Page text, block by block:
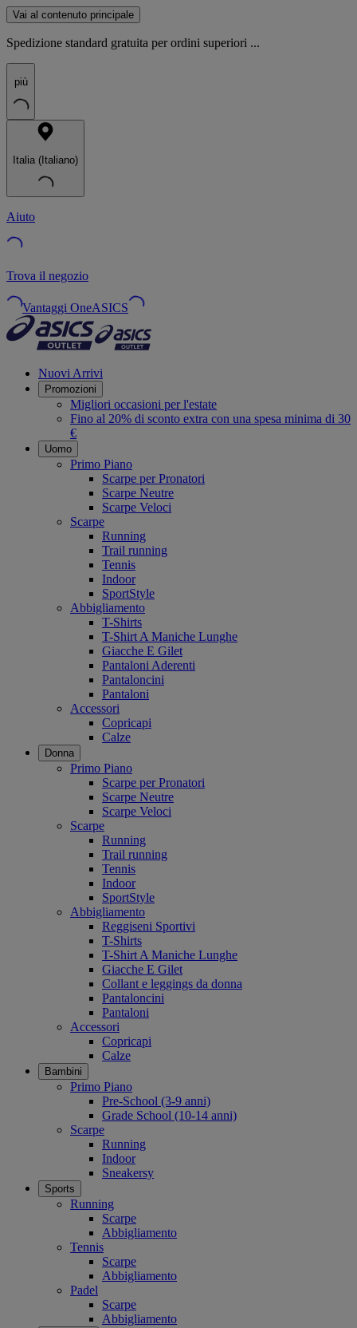
Vai al contenuto principale
Spedizione standard gratuita per ordini superiori ...
più
Italia (Italiano)
Aiuto
Trova il negozio
Vantaggi OneASICS
Nuovi Arrivi
Promozioni
Migliori occasioni per l'estate
Fino al 20% di sconto extra con una spesa minima di 30
€
Uomo
Primo Piano
Scarpe per Pronatori
Scarpe Neutre
Scarpe Veloci
Scarpe
Running
Trail running
Tennis
Indoor
SportStyle
Abbigliamento
T-Shirts
T-Shirt A Maniche Lunghe
Giacche E Gilet
Pantaloni Aderenti
Pantaloncini
Pantaloni
Accessori
Copricapi
Calze
Donna
Primo Piano
Scarpe per Pronatori
Scarpe Neutre
Scarpe Veloci
Scarpe
Running
Trail running
Tennis
Indoor
SportStyle
Abbigliamento
Reggiseni Sportivi
T-Shirts
T-Shirt A Maniche Lunghe
Giacche E Gilet
Collant e leggings da donna
Pantaloncini
Pantaloni
Accessori
Copricapi
Calze
Bambini
Primo Piano
Pre-School (3-9 anni)
Grade School (10-14 anni)
Scarpe
Running
Indoor
Sneakersy
Sports
Running
Scarpe
Abbigliamento
Tennis
Scarpe
Abbigliamento
Padel
Scarpe
Abbigliamento